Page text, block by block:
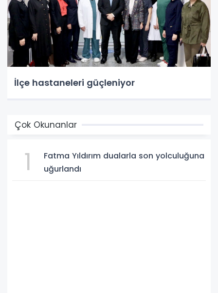
İlçe hastaneleri güçleniyor
Çok Okunanlar
1
Fatma Yıldırım dualarla son yolculuğuna
uğurlandı